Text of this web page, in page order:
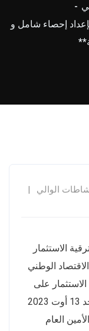
إحصاء شامل و
الوالي
الاستثمار
الوطني
على
المستوى المحلي، ترأست صباح اليوم الأحد 13 أوت 2023
العام